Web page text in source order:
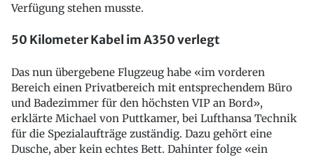
Verfügung stehen musste.
50 Kilometer Kabel im A350 verlegt
Das nun übergebene Flugzeug habe «im vorderen
Bereich einen Privatbereich mit entsprechendem Büro
und Badezimmer für den höchsten VIP an Bord»,
erklärte Michael von Puttkamer, bei Lufthansa Technik
für die Spezialaufträge zuständig. Dazu gehört eine
Dusche, aber kein echtes Bett. Dahinter folge «ein